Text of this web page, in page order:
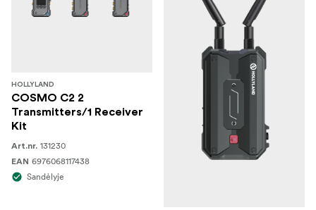
HOLLYLAND
COSMO C2 2
Transmitters/1 Receiver
Kit
Art.nr. 131230
EAN 6976068117438
Sandėlyje